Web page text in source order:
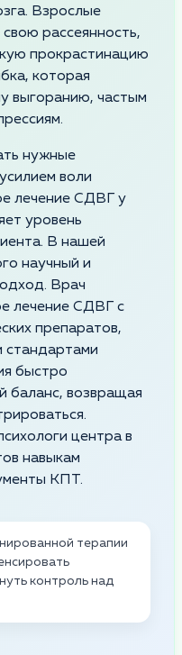
Взрослые
рассеянность,
прокрастинацию
которая
выгоранию, частым
нужные
воли
лечение СДВГ у
уровень
В нашей
научный и
Врач
лечение СДВГ с
препаратов,
стандартами
быстро
баланс, возвращая
центра в
навыкам
КПТ.
терапии
контроль над